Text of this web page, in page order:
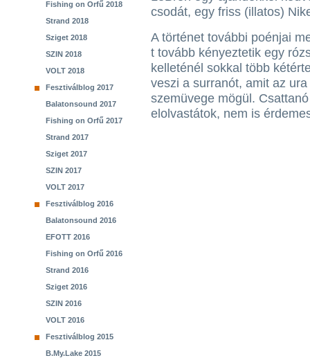
Fishing on Orfű 2018
Strand 2018
Sziget 2018
SZIN 2018
VOLT 2018
Fesztiválblog 2017
Balatonsound 2017
Fishing on Orfű 2017
Strand 2017
Sziget 2017
SZIN 2017
VOLT 2017
Fesztiválblog 2016
Balatonsound 2016
EFOTT 2016
Fishing on Orfű 2016
Strand 2016
Sziget 2016
SZIN 2016
VOLT 2016
Fesztiválblog 2015
B.My.Lake 2015
csodát, egy friss (illatos)
A történet további poénjai
t tovább kényeztetik egy
kelleténél sokkal több
veszi a surranót, amit az
szemüvege mögül.
elolvastátok, nem is